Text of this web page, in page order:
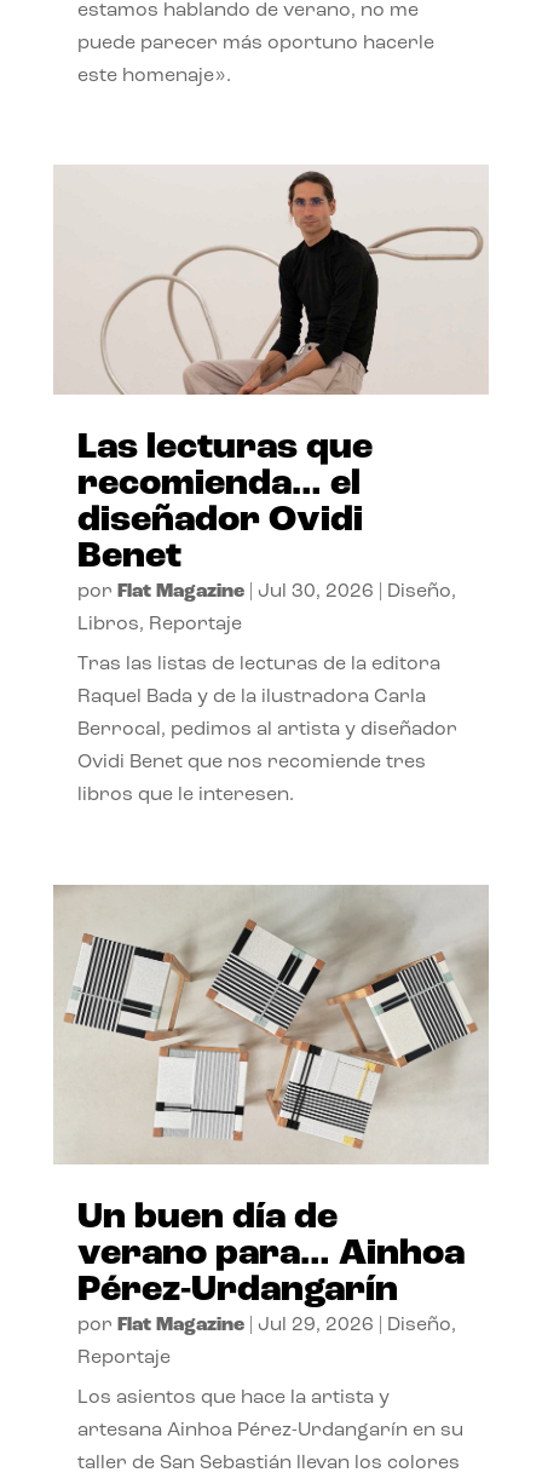
estamos hablando de verano, no me
puede parecer más oportuno hacerle
este homenaje».
Las lecturas que
recomienda… el
diseñador Ovidi
Benet
por Flat Magazine| Jul 30, 2026 Diseño,
Libros, Reportaje
Tras las listas de lecturas de la editora
Raquel Bada y de la ilustradora Carla
Berrocal, pedimos al artista y diseñador
Ovidi Benet que nos recomiende tres
libros que le interesen.
Un buen día de
verano para… Ainhoa
Pérez-Urdangarín
por Flat Magazine| Jul 29, 2026 Diseño,
Reportaje
Los asientos que hace la artista y
artesana Ainhoa Pérez-Urdangarín en su
taller de San Sebastián llevan los colores